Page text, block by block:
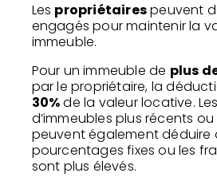
Les propriétairespeuvent
engagés pour maintenir la
immeuble.
Pour un immeuble de plus
par le propriétaire, la
30%de la valeur locative.
d’immeubles plus récents
peuvent également déduire
pourcentages fixes ou les
sont plus élevés.